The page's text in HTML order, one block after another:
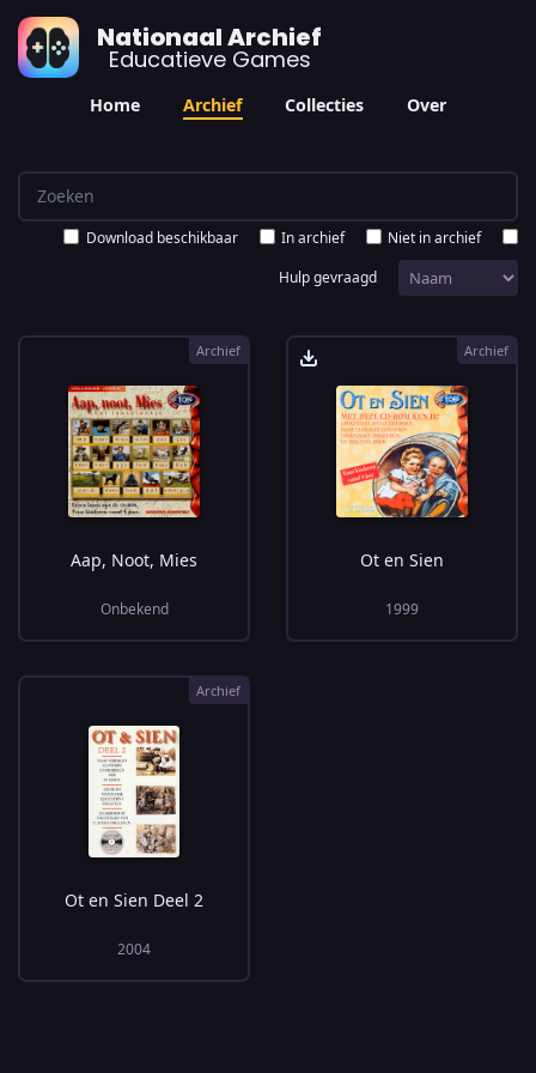
Nationaal Archief
Educatieve Games
Home Archief Collecties Over
Download beschikbaar In archief
Niet in archief
Hulp gevraagd
Aap, Noot, Mies
Onbekend
Archief
Ot en Sien
1999
Archief
Ot en Sien Deel 2
2004
Archief